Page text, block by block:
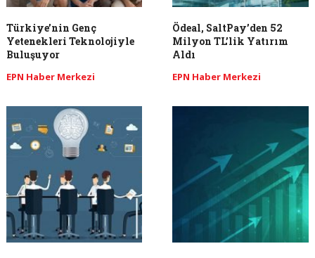
Türkiye’nin Genç
Yetenekleri Teknolojiyle
Buluşuyor
EPN Haber Merkezi
Ödeal, SaltPay’den 52
Milyon TL’lik Yatırım
Aldı
EPN Haber Merkezi